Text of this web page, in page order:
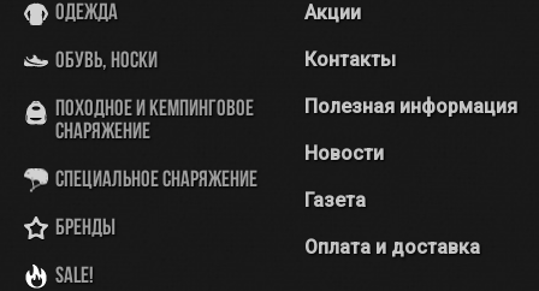
Одежда
Обувь, носки
Походное и кемпинговое
снаряжение
Специальное снаряжение
Бренды
SALE!
Акции
Контакты
Полезная информация
Новости
Газета
Оплата и доставка